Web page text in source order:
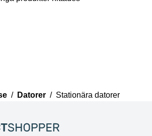
/ Datorer / Stationära datorer